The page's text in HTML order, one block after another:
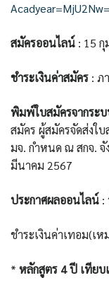
สมัครออนไลน์ : 15
ชำระเงินค่าสมัคร : ภ
พิมพ์ใบสมัครจากระ
สมัคร ผู้สมัครจัดส่งใ
มจ. กำหนด ณ สกจ.
มีนาคม 2567
ประกาศผลออนไลน์ :
ชำระเงินค่าเทอม(เ
* หลักสูตร 4ปี เทียบ